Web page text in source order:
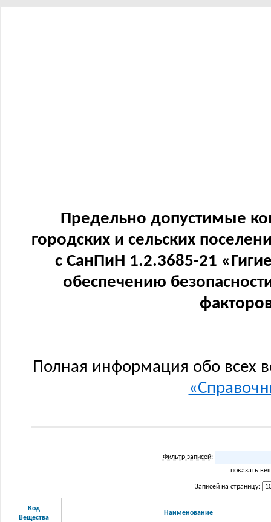
Предельно допустимые
городских и сельских
с СанПиН 1.2.3685-21
обеспечению
Полная информация обо всех
Фильтр записей:
показать
Записей на страницу:
Код
Вещества
Наименование